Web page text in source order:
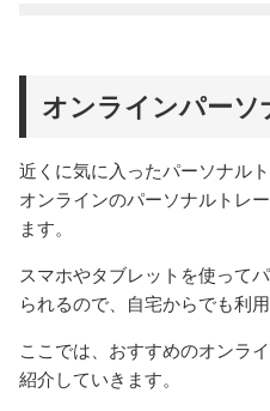
オンラインパー
近くに気に入ったパーソナル
オンラインのパーソナルトレ
ます。
スマホやタブレットを使って
られるので、自宅からでも利用
ここでは、おすすめのオンラ
紹介していきます。